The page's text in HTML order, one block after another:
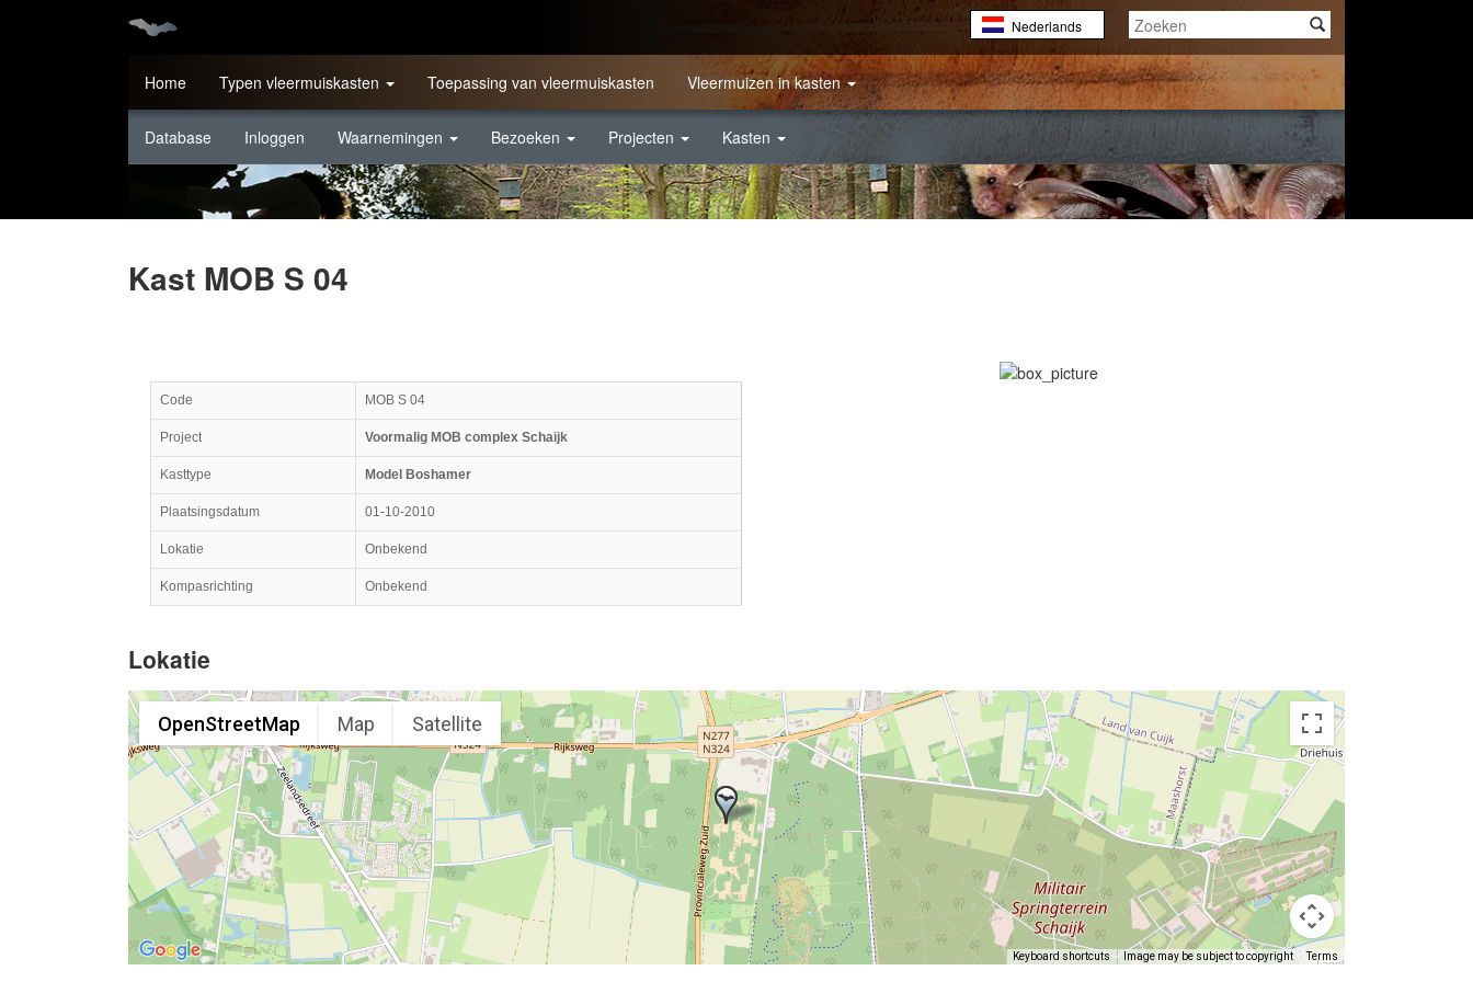
Nederlands
English
Français
Home Typen vleermuiskasten Toepassing van vleermuiskasten Vleermuizen in kasten
Database Inloggen Waarnemingen Bezoeken Projecten Kasten
Kast MOB S 04
Code MOB S 04
Project Voormalig MOB complex Schaijk
Kasttype Model Boshamer
Plaatsingsdatum 01-10-2010
Lokatie Onbekend
Kompasrichting Onbekend
Lokatie
OpenStreetMap Map Satellite
Keyboard shortcuts Image may be subject to copyright Terms